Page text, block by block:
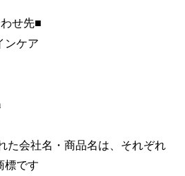
せ先■
ンケア
た会社名・商品名は、それぞれ
標です